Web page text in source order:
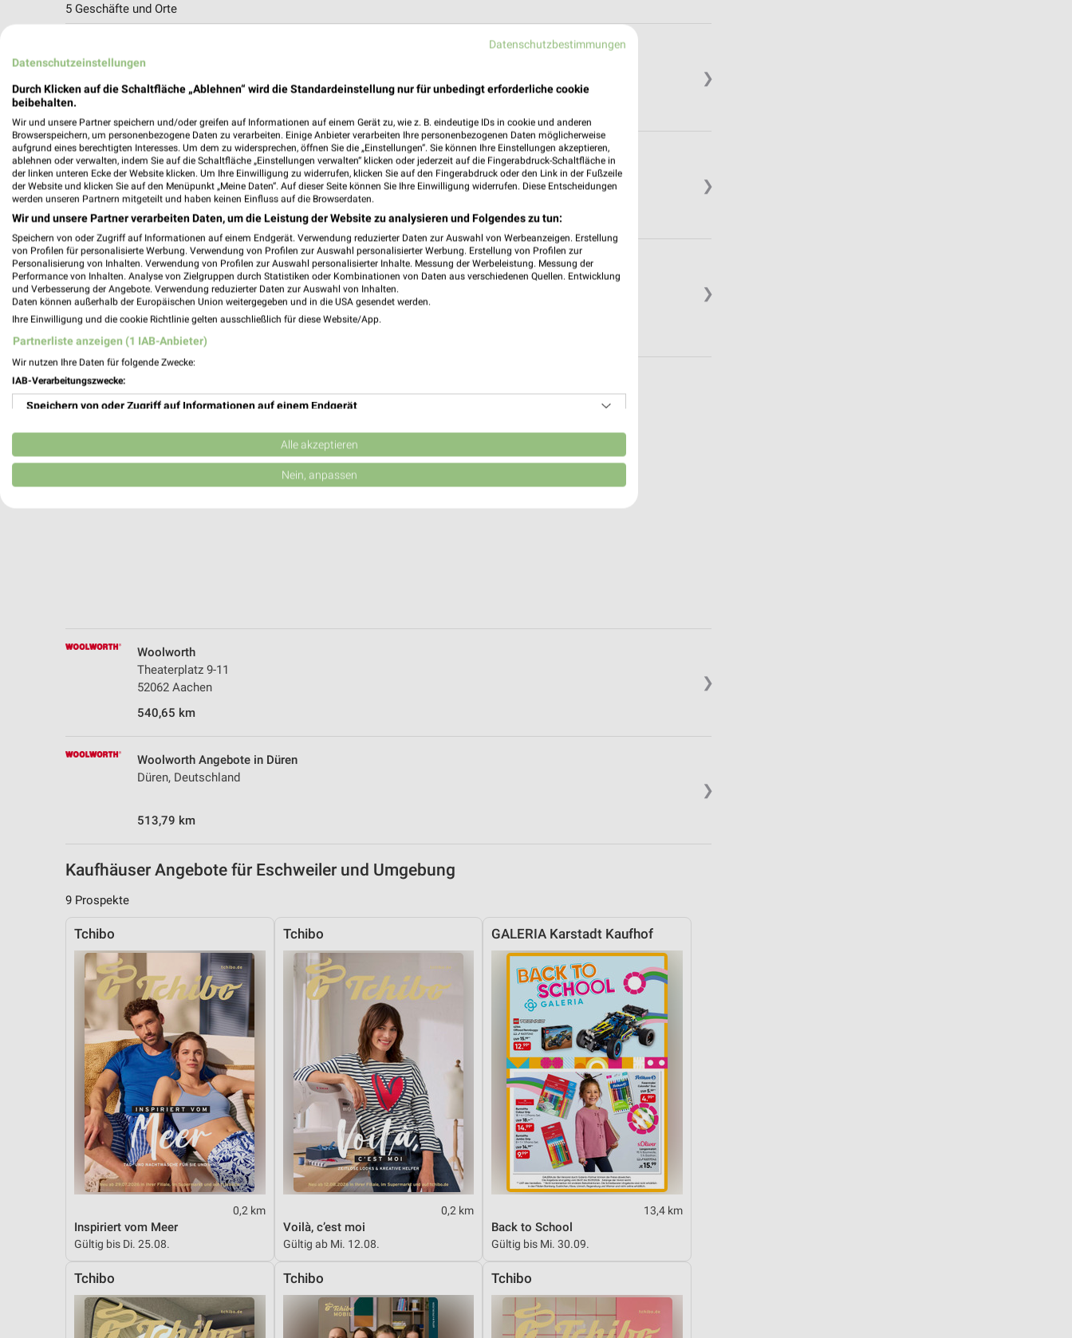
5 Geschäfte und Orte
❯
Niederzier, Deutschland
❯
Woolworth Angebote in Aachen
Aachen, Deutschland
540,26 km
❯
Woolworth Angebote in Herzogenrath
Herzogenrath, Deutschland
538,54 km
❯
Woolworth
Theaterplatz 9-11
52062 Aachen
540,65 km
❯
Woolworth Angebote in Düren
Düren, Deutschland
513,79 km
Kaufhäuser Angebote für Eschweiler und Umgebung
9 Prospekte
Tchibo
0,2 km
Inspiriert vom Meer
Gültig bis Di. 25.08.
Tchibo
0,2 km
Voilà, c’est moi
Gültig ab Mi. 12.08.
GALERIA Karstadt Kaufhof
13,4 km
Back to School
Gültig bis Mi. 30.09.
Tchibo Tchibo Tchibo
Datenschutzbestimmungen
Datenschutzeinstellungen
Durch Klicken auf die Schaltfläche „Ablehnen“ wird die Standardeinstellung nur für unbedingt erforderliche cookie
beibehalten.
Wir und unsere Partner speichern und/oder greifen auf Informationen auf einem Gerät zu, wie z. B. eindeutige IDs in cookie und anderen
Browserspeichern, um personenbezogene Daten zu verarbeiten. Einige Anbieter verarbeiten Ihre personenbezogenen Daten möglicherweise
aufgrund eines berechtigten Interesses. Um dem zu widersprechen, öffnen Sie die „Einstellungen“. Sie können Ihre Einstellungen akzeptieren,
ablehnen oder verwalten, indem Sie auf die Schaltfläche „Einstellungen verwalten“ klicken oder jederzeit auf die Fingerabdruck-Schaltfläche in
der linken unteren Ecke der Website klicken. Um Ihre Einwilligung zu widerrufen, klicken Sie auf den Fingerabdruck oder den Link in der Fußzeile
der Website und klicken Sie auf den Menüpunkt „Meine Daten“. Auf dieser Seite können Sie Ihre Einwilligung widerrufen. Diese Entscheidungen
werden unseren Partnern mitgeteilt und haben keinen Einfluss auf die Browserdaten.
Wir und unsere Partner verarbeiten Daten, um die Leistung der Website zu analysieren und Folgendes zu tun:
Speichern von oder Zugriff auf Informationen auf einem Endgerät. Verwendung reduzierter Daten zur Auswahl von Werbeanzeigen. Erstellung
von Profilen für personalisierte Werbung. Verwendung von Profilen zur Auswahl personalisierter Werbung. Erstellung von Profilen zur
Personalisierung von Inhalten. Verwendung von Profilen zur Auswahl personalisierter Inhalte. Messung der Werbeleistung. Messung der
Performance von Inhalten. Analyse von Zielgruppen durch Statistiken oder Kombinationen von Daten aus verschiedenen Quellen. Entwicklung
und Verbesserung der Angebote. Verwendung reduzierter Daten zur Auswahl von Inhalten.
Daten können außerhalb der Europäischen Union weitergegeben und in die USA gesendet werden.
Ihre Einwilligung und die cookie Richtlinie gelten ausschließlich für diese Website/App.
Partnerliste anzeigen (1 IAB-Anbieter)
Wir nutzen Ihre Daten für folgende Zwecke:
IAB-Verarbeitungszwecke:
Speichern von oder Zugriff auf Informationen auf einem Endgerät
Verwendung reduzierter Daten zur Auswahl von Werbeanzeigen
Erstellung von Profilen für personalisierte Werbung
Analyse von Zielgruppen durch Statistiken oder Kombinationen von Daten aus verschiedenen
Entwicklung und Verbesserung der Angebote
Geräte anhand von aktiv angeforderten Informationen identifizieren
Notwendig
Alle akzeptieren
Nein, anpassen